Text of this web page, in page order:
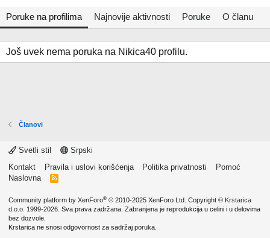
Poruke na profilima Najnovije aktivnosti Poruke O članu
Još uvek nema poruka na Nikica40 profilu.
Članovi
Svetli stil
Srpski
Kontakt
Pravila i uslovi korišćenja Politika privatnosti
Pomoć
Naslovna
R
Community platform by XenForo® © 2010-2025 XenForo Ltd. Copyright © Krstarica
d.o.o. 1999-2026. Sva prava zadržana. Zabranjena je reprodukcija u celini i u delovima
bez dozvole.
Krstarica ne snosi odgovornost za sadržaj poruka.